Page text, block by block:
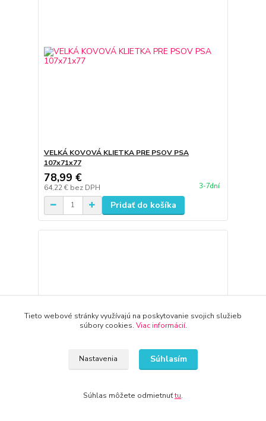
VELKÁ KOVOVÁ KLIETKA PRE PSOV PSA
107x71x77
78,99 €
64,22 € bez DPH 3-7dní
Pridať do košíka
Tieto webové stránky využívajú na poskytovanie svojich služieb
súbory cookies. Viac informácií.
Nastavenia Súhlasím
Súhlas môžete odmietnuťtu.